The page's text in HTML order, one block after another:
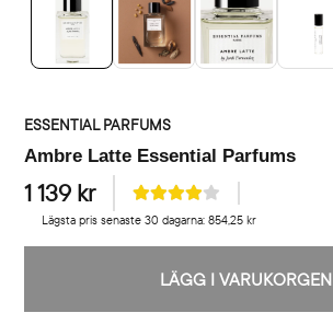
ESSENTIAL PARFUMS
Ambre Latte Essential Parfums
1 139 kr
Lägsta pris senaste 30 dagarna:854,25 kr
LÄGG I VARUKORGEN